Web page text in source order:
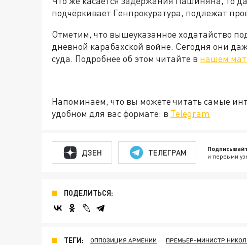
подчёркивает Генпрокуратура, подлежат
Отметим, что вышеуказанное ходатайство
дневной карабахской войне. Сегодня они
суда. Подробнее об этом читайте в нашем
Напоминаем, что вы можете читать самые
удобном для вас формате: в Telegram
ДЗЕН ТЕЛЕГРАМ и первыми
ПОДЕЛИТЬСЯ:
ТЕГИ: ОППОЗИЦИЯ АРМЕНИИ ПРЕМЬЕР-МИНИСТР